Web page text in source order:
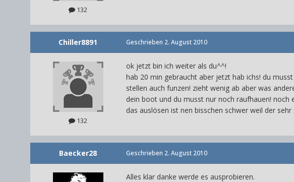
132
Chiller8891
132
Geschrieben 2. August 2010
ok jetzt bin ich weiter als du^^!
hab 20 min gebraucht aber jetzt hab ichs! du
stellen auch funzen! zieht wenig ab aber was
dein boot und du musst nur noch raufhauen! noch
das auslösen ist nen bisschen schwer weil der
Baecker28 Geschrieben 2. August 2010
Alles klar danke werde es ausprobieren.